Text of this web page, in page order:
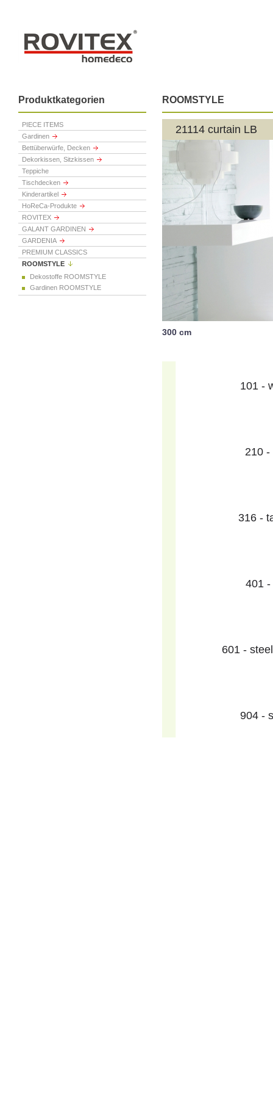
Produktkategorien
PIECE ITEMS
Gardinen
Bettüberwürfe, Decken
Dekorkissen, Sitzkissen
Teppiche
Tischdecken
Kinderartikel
HoReCa-Produkte
ROVITEX
GALANT GARDINEN
GARDENIA
PREMIUM CLASSICS
ROOMSTYLE
Dekostoffe ROOMSTYLE
Gardinen ROOMSTYLE
ROOMSTYLE
21114 curtain LB
300 cm
101 -
210 -
316 -
401 -
601 -
904 -